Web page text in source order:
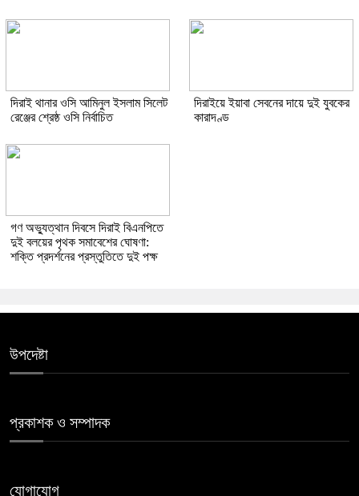
দিরাই থানার ওসি আমিনুল ইসলাম সিলেট
রেঞ্জের শ্রেষ্ঠ ওসি নির্বাচিত
দিরাইয়ে ইয়াবা সেবনের দায়ে দুই যুবকের
কারাদণ্ড
গণ অভ্যুত্থান দিবসে দিরাই বিএনপিতে
দুই বলয়ের পৃথক সমাবেশের ঘোষণা:
শক্তি প্রদর্শনের প্রস্তুতিতে দুই পক্ষ
উপদেষ্টা
প্রকাশক ও সম্পাদক
যোগাযোগ